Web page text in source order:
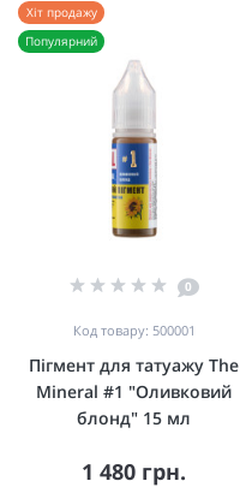
Хіт продажу
Популярний
0
Код товару: 500001
Пігмент для татуажу The
Mineral #1 "Оливковий
блонд" 15 мл
1 480 грн.